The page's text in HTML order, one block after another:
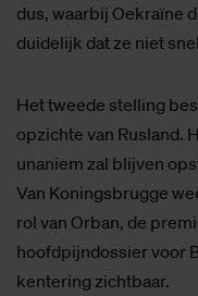
dus, waarbij Oekraïne
duidelijk dat ze niet
Het tweede stelling
opzichte van Rusland.
unaniem zal blijven
Van Koningsbrugge
rol van Orban, de
hoofdpijndossier voor
kentering zichtbaar.